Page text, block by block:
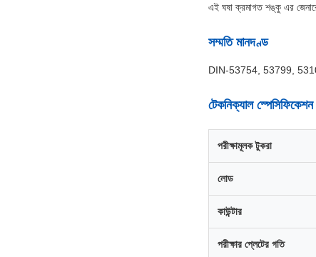
এই ঘষা ক্রমাগত শঙ্কু এর
সম্মতি মানদণ্ড
DIN-53754, 53799,
টেকনিক্যাল স্পেসিফিকেশন
পরীক্ষামূলক টুকরা
লোড
কাউন্টার
পরীক্ষার প্লেটের গতি